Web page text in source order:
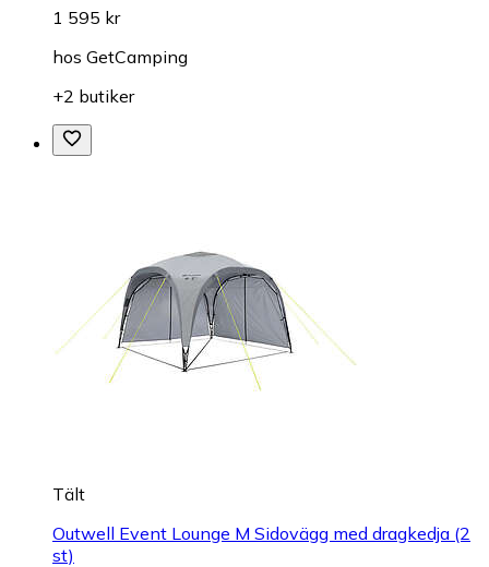
1 595 kr
hos GetCamping
+2 butiker
Tält
Outwell Event Lounge M Sidovägg med dragkedja (2
st)